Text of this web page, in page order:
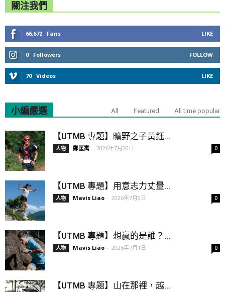
關注我們
66,672 Fans LIKE
0 Followers FOLLOW
70 Videos LIKE
小編嚴選 All Featured All time popular
【UTMB 專題】曠野之子黃鈺...
人物 鄭匡寓 - 2026年7月20日 0
【UTMB 專題】用意志力丈量...
人物 Mavis Liao - 2026年7月9日 0
【UTMB 專題】想贏的是誰？...
人物 Mavis Liao - 2026年7月1日 0
【UTMB 專題】山在那裡，越...